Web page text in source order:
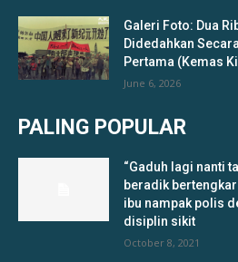
Galeri Foto: Dua
Didedahkan
Pertama (Kemas
June 6, 2026
PALING POPULAR
“Gaduh lagi nanti
beradik
ibu nampak polis
disiplin sikit
October 8, 2021